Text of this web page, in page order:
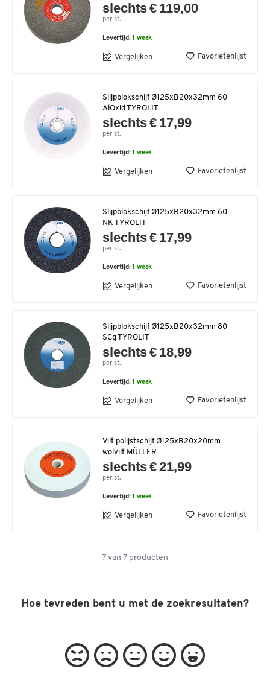
slechts € 119,00
per st.
Levertijd:1 week
Vergelijken Favorietenlijst
Slijpblokschijf Ø125xB20x32mm 60
AlOxid TYROLIT
slechts € 17,99
per st.
Levertijd:1 week
Vergelijken Favorietenlijst
Slijpblokschijf Ø125xB20x32mm 60
NK TYROLIT
slechts € 17,99
per st.
Levertijd:1 week
Vergelijken Favorietenlijst
Slijpblokschijf Ø125xB20x32mm 80
SCg TYROLIT
slechts € 18,99
per st.
Levertijd:1 week
Vergelijken Favorietenlijst
Vilt polijstschijf Ø125xB20x20mm
wolvilt MÜLLER
slechts € 21,99
per st.
Levertijd:1 week
Vergelijken Favorietenlijst
7 van 7 producten
Hoe tevreden bent u met de zoekresultaten?